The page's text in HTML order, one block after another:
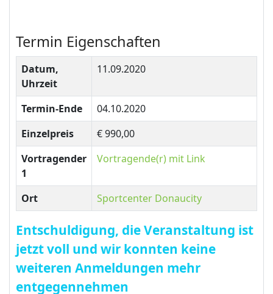
Termin Eigenschaften
Datum,
Uhrzeit
11.09.2020
Termin-Ende
04.10.2020
Einzelpreis
€ 990,00
Vortragender
1
Vortragende(r) mit Link
Ort Sportcenter Donaucity
Entschuldigung, die Veranstaltung ist
jetzt voll und wir konnten keine
weiteren Anmeldungen mehr
entgegennehmen